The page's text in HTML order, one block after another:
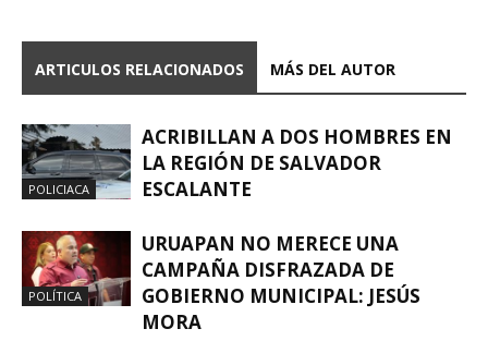
ARTICULOS RELACIONADOS MÁS DEL AUTOR
POLICIACA
ACRIBILLAN A DOS HOMBRES EN
LA REGIÓN DE SALVADOR
ESCALANTE
POLÍTICA
URUAPAN NO MERECE UNA
CAMPAÑA DISFRAZADA DE
GOBIERNO MUNICIPAL: JESÚS
MORA